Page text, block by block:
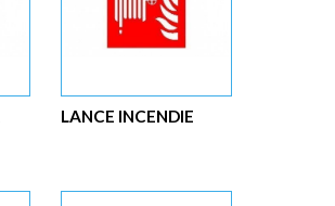
LANCE INCENDIE